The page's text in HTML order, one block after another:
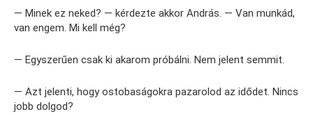
— Minek ez neked? — kérdezte akkor András. — Van munkád,
van engem. Mi kell még?
— Egyszerűen csak ki akarom próbálni. Nem jelent semmit.
— Azt jelenti, hogy ostobaságokra pazarolod az idődet. Nincs
jobb dolgod?